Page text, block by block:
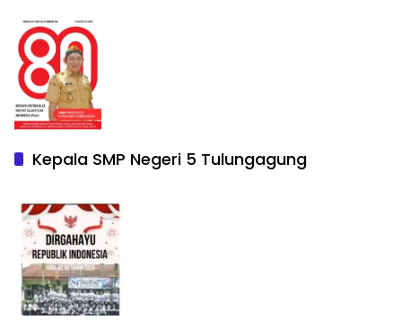
Kepala SMP Negeri 5 Tulungagung